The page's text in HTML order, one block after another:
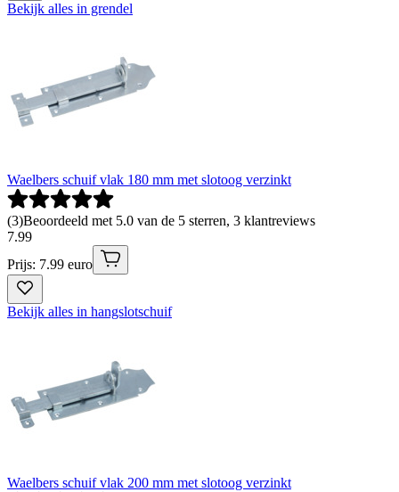
Bekijk alles in grendel
Waelbers schuif vlak 180 mm met slotoog verzinkt
(3)Beoordeeld met 5.0 van de 5 sterren, 3 klantreviews
7.99
Prijs: 7.99 euro
Bekijk alles in hangslotschuif
Waelbers schuif vlak 200 mm met slotoog verzinkt